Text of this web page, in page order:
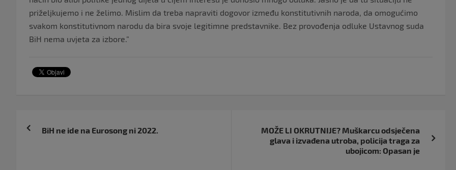
priželjkujemo i ne želimo. Mislim da treba napraviti dogovor između konstitutivnih naroda, da omogućimo
svakom konstitutivnom narodu da bira svoje legitimne predstavnike. Bez provođenja odluke Ustavnog suda
BiH nema uvjeta za izbore.”
Navigacija
BiH ne ide na Eurosong ni 2022.
MOŽE LI OKRUTNIJE? Muškarcu odsječena
glava i izvađena utroba, policija traga za
ubojicom: Opasan je